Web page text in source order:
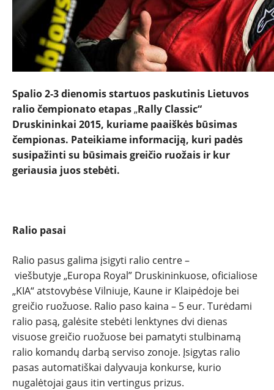
NAUJIENOS
TESTAI
NAUJI
NAUDOTI
Spalio 2-3 dienomis startuos paskutinis Lietuvos
ralio čempionato etapas„Rally Classic“
Druskininkai 2015, kuriame paaiškės būsimas
čempionas. Pateikiame informaciją, kuri padės
susipažinti su būsimais greičio ruožais ir kur
geriausia juos stebėti.
Ralio pasai
Ralio pasus galima įsigyti ralio centre –
viešbutyje „Europa Royal” Druskininkuose, oficialiose
„KIA“ atstovybėse Vilniuje, Kaune ir Klaipėdoje bei
greičio ruožuose. Ralio paso kaina – 5 eur. Turėdami
ralio pasą, galėsite stebėti lenktynes dvi dienas
visuose greičio ruožuose bei pamatyti stulbinamą
ralio komandų darbą serviso zonoje. Įsigytas ralio
pasas automatiškai dalyvauja konkurse, kurio
nugalėtojai gaus itin vertingus prizus.